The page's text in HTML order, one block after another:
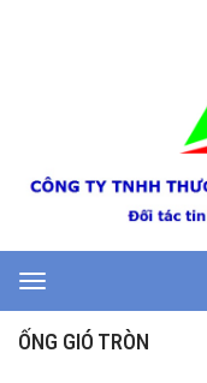
Toggle
navigation
ỐNG GIÓ TRÒN